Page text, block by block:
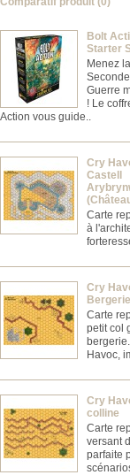
Bolt
Starter
Menez la
Seconde
Guerre
! Le
Action vous guide..
Cry
Castell
Carte
à
Cry
Bergerie
Carte
petit col
Havoc,
Cry
colline
Carte
versant
parfaite